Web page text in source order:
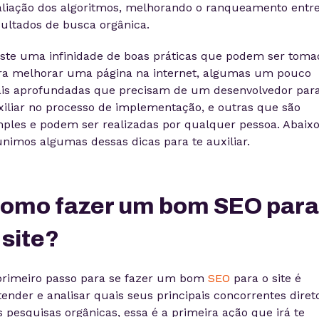
dos algoritmos, melhorando o ranqueamento
de busca orgânica.
uma infinidade de boas práticas que podem ser
melhorar uma página na internet, algumas um pouco
aprofundadas que precisam de um desenvolvedor
no processo de implementação, e outras que são
e podem ser realizadas por qualquer pessoa. Abaixo
algumas dessas dicas para te auxiliar.
fazer um bom SEO para
passo para se fazer um bom SEO para o site é
e analisar quais seus principais concorrentes
pesquisas orgânicas, essa é a primeira ação que irá te